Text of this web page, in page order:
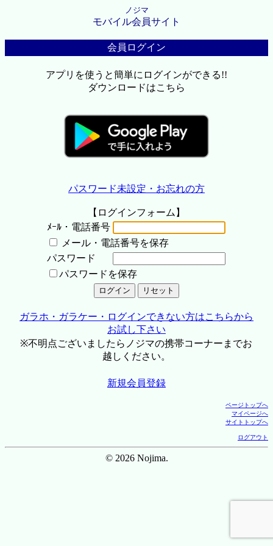
ノジマ
モバイル会員サイト
会員ログイン
アプリを使うと簡単にログインができる!!
ダウンロードはこちら
パスワード未設定・お忘れの方
【ログインフォーム】
ﾒｰﾙ・電話番号
メール・電話番号を保存
パスワード
パスワードを保存
ガラホ・ガラケー・ログインできない方はこちらから
お試し下さい
※不明点ございましたらノジマの携帯コーナーまでお
越しください。
新規会員登録
ページトップへ
マイページへ
サイトトップへ
ログアウト
© 2026 Nojima.